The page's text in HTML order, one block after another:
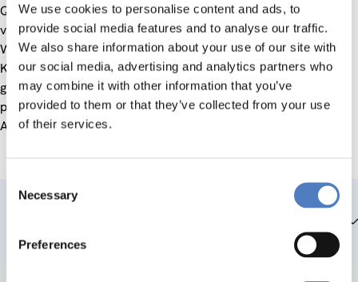
We use cookies to personalise content and ads, to
provide social media features and to analyse our traffic.
We also share information about your use of our site with
our social media, advertising and analytics partners who
may combine it with other information that you’ve
provided to them or that they’ve collected from your use
of their services.
Selection
Necessary
Preferences
Qualifizierungsnetzwerke können sowohl als Arbeitsgruppen
verstanden werden, die als Ideenpool für innovative
Weiterbildungsprogramme dienen, als auch konkrete
Kooperationen zwischen einzelnen Betrieben darstellen, die
gemeinsam bedarfsgerechte Weiterbildungsaktivitäten
planen. Nationaler Kooperationspartner war der Wiener
ArbeitnehmerInnenförderungsfonds (WAFF).